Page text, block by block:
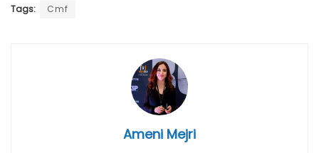
Tags: Cmf
Ameni Mejri